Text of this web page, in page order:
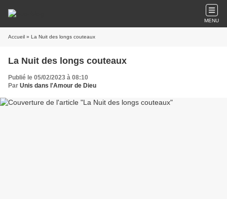
MENU
Accueil » La Nuit des longs couteaux
La Nuit des longs couteaux
Publié le 05/02/2023 à 08:10
Par Unis dans l'Amour de Dieu